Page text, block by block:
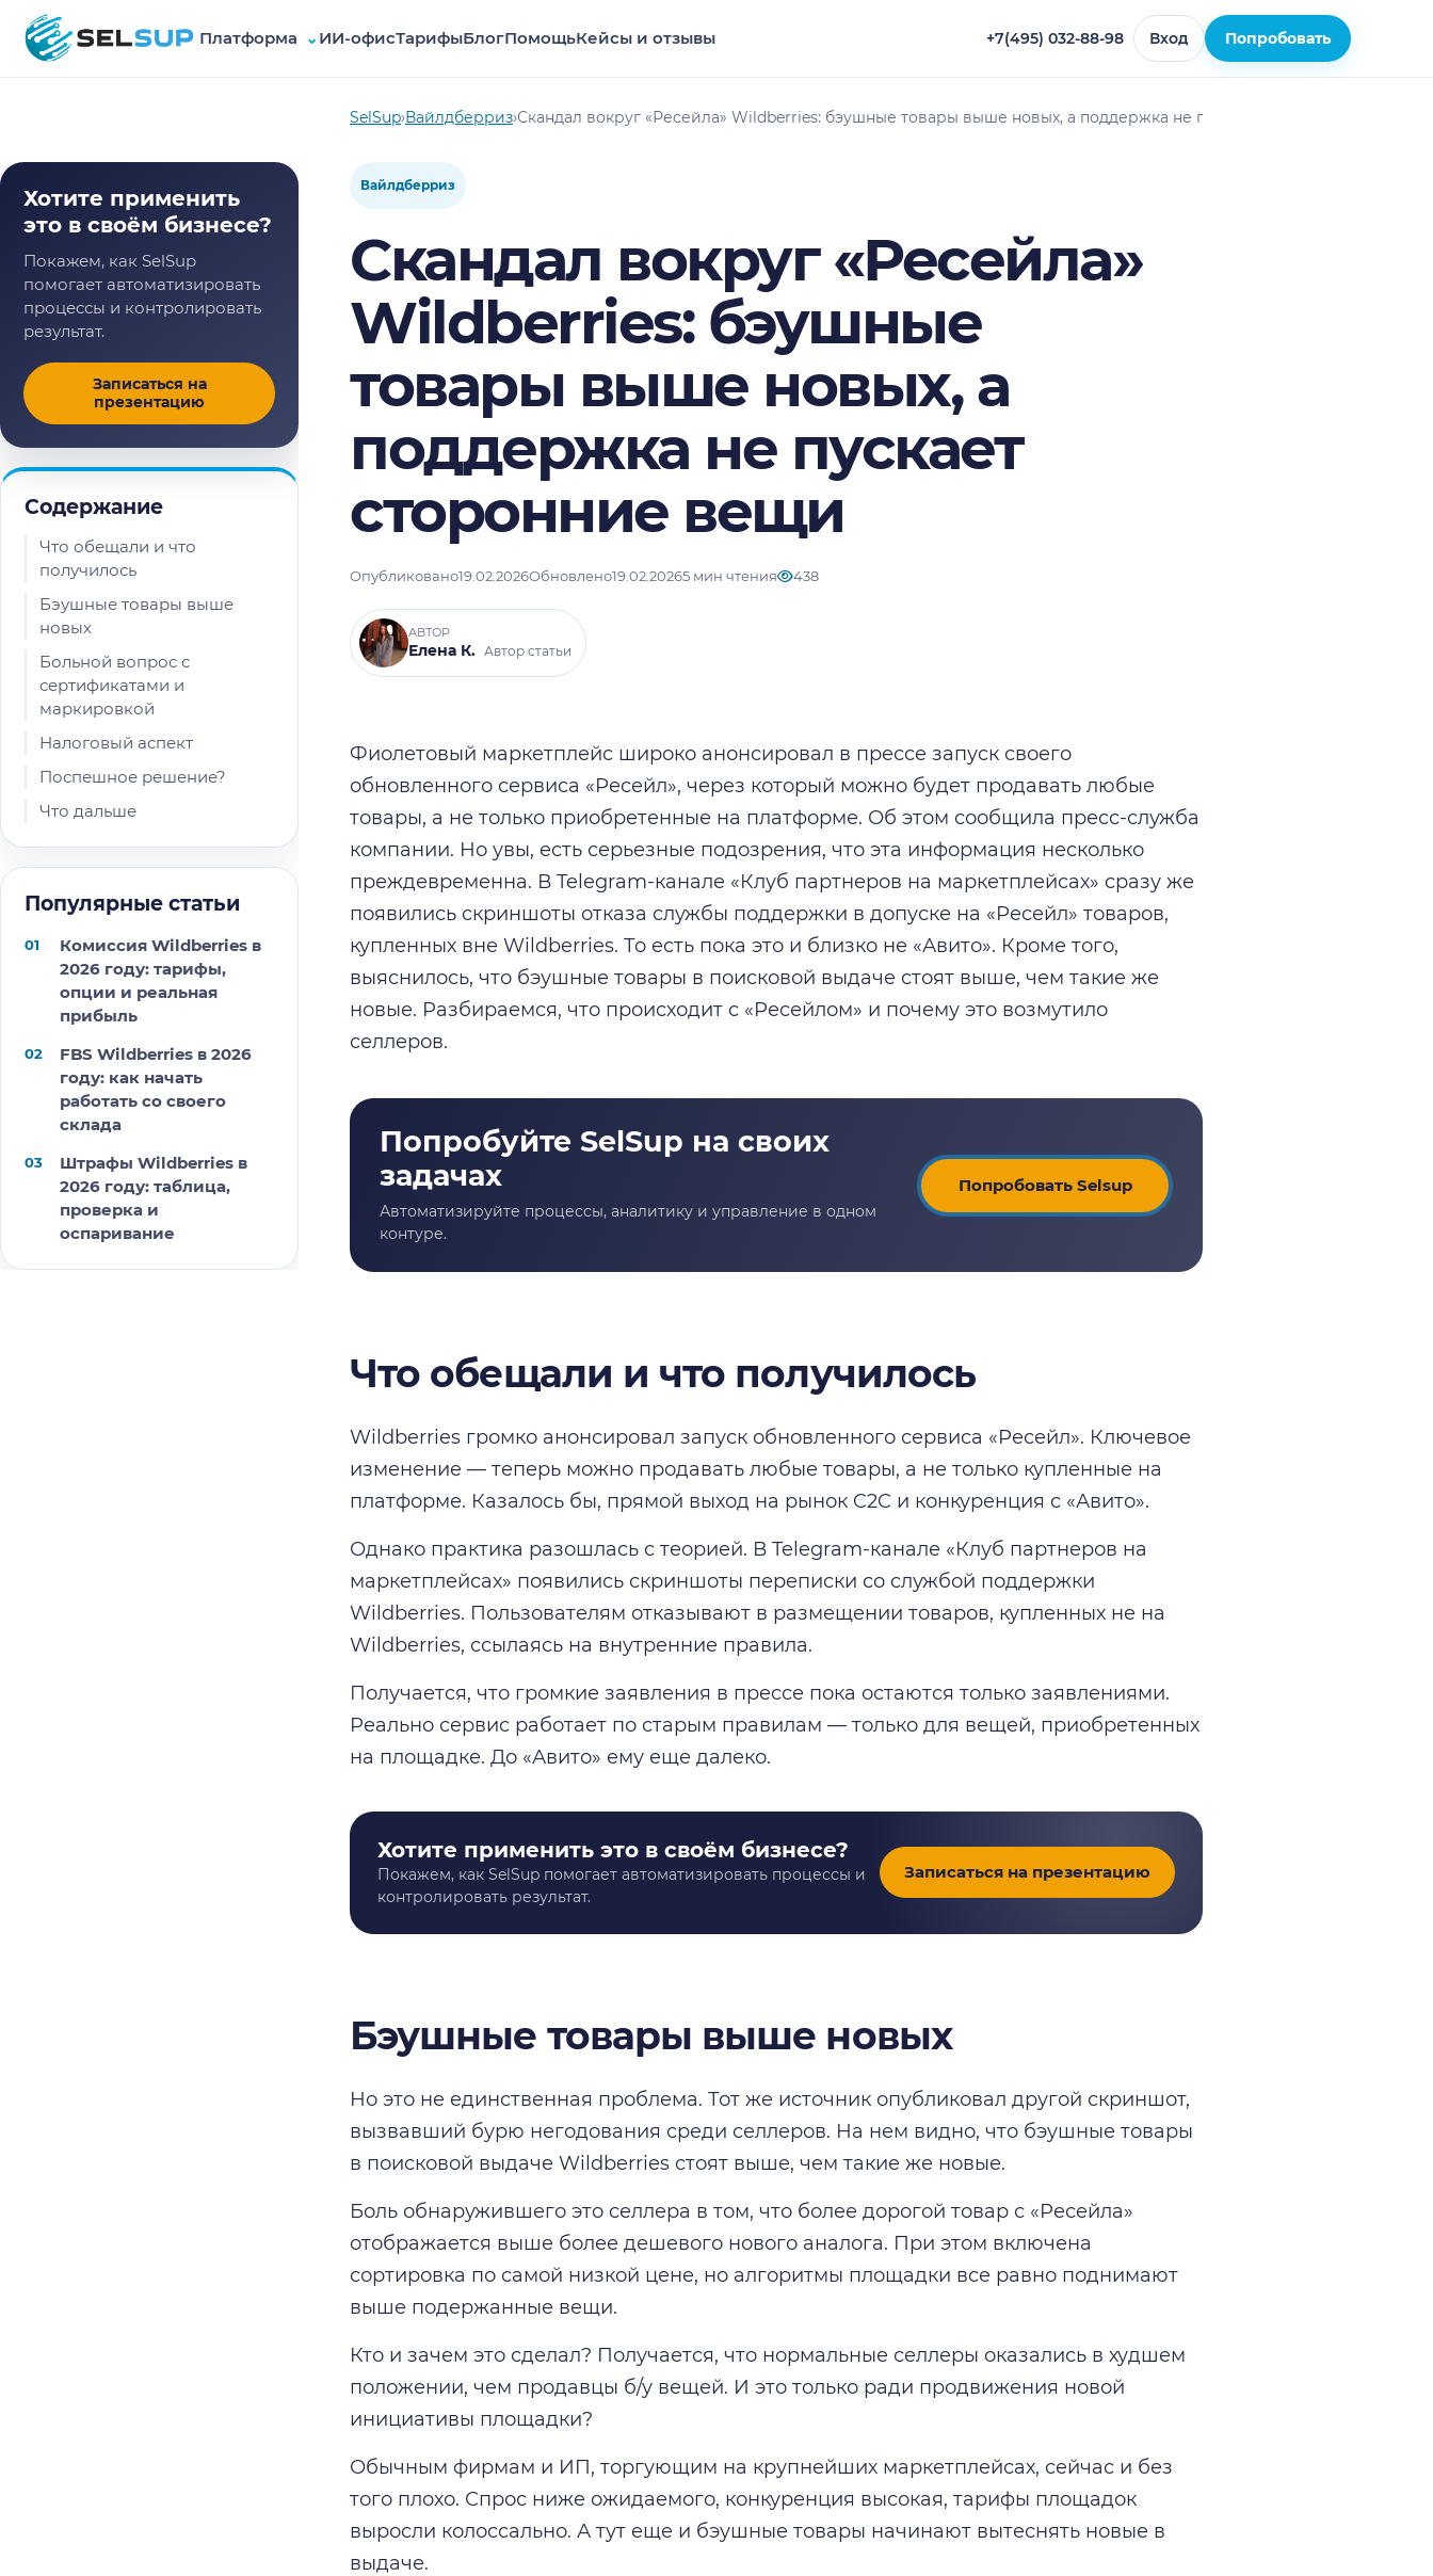
SelSup Платформа ⌄ ИИ-офисТарифыБлогПомощьКейсы и отзывы +7(495) 032-88-98 Вход Попробовать
SelSup›Вайлдберриз›Скандал вокруг «Ресейла» Wildberries: бэушные товары выше новых, а поддержка не пускает сторонние вещи
Вайлдберриз
Скандал вокруг «Ресейла»
Wildberries: бэушные
товары выше новых, а
поддержка не пускает
сторонние вещи
Опубликовано19.02.2026Обновлено19.02.20265 мин чтения 438
АВТОР
Елена К. Автор статьи
Содержание
Что обещали и что
получилось
Бэушные товары выше
новых
Больной вопрос с
сертификатами и
маркировкой
Налоговый аспект
Поспешное решение?
Что дальше
Популярные статьи
Комиссия Wildberries в
2026 году: тарифы,
опции и реальная
прибыль
FBS Wildberries в 2026
году: как начать
работать со своего
склада
Штрафы Wildberries в
2026 году: таблица,
проверка и
оспаривание
Хотите применить
это в своём бизнесе?
Покажем, как SelSup
помогает автоматизировать
процессы и контролировать
результат.
Записаться на
презентацию
Фиолетовый маркетплейс широко анонсировал в прессе запуск своего
обновленного сервиса «Ресейл», через который можно будет продавать любые
товары, а не только приобретенные на платформе. Об этом сообщила пресс-служба
компании. Но увы, есть серьезные подозрения, что эта информация несколько
преждевременна. В Telegram-канале «Клуб партнеров на маркетплейсах» сразу же
появились скриншоты отказа службы поддержки в допуске на «Ресейл» товаров,
купленных вне Wildberries. То есть пока это и близко не «Авито». Кроме того,
выяснилось, что бэушные товары в поисковой выдаче стоят выше, чем такие же
новые. Разбираемся, что происходит с «Ресейлом» и почему это возмутило
селлеров.
Попробовать Selsup
Что обещали и что получилось
Wildberries громко анонсировал запуск обновленного сервиса «Ресейл». Ключевое
изменение — теперь можно продавать любые товары, а не только купленные на
платформе. Казалось бы, прямой выход на рынок C2C и конкуренция с «Авито».
Однако практика разошлась с теорией. В Telegram-канале «Клуб партнеров на
маркетплейсах» появились скриншоты переписки со службой поддержки
Wildberries. Пользователям отказывают в размещении товаров, купленных не на
Wildberries, ссылаясь на внутренние правила.
Получается, что громкие заявления в прессе пока остаются только заявлениями.
Реально сервис работает по старым правилам — только для вещей, приобретенных
на площадке. До «Авито» ему еще далеко.
Хотите применить это в своём бизнесе?
Покажем, как SelSup помогает автоматизировать процессы и
контролировать результат.
Записаться на презентацию
Бэушные товары выше новых
Но это не единственная проблема. Тот же источник опубликовал другой скриншот,
вызвавший бурю негодования среди селлеров. На нем видно, что бэушные товары
в поисковой выдаче Wildberries стоят выше, чем такие же новые.
Боль обнаружившего это селлера в том, что более дорогой товар с «Ресейла»
отображается выше более дешевого нового аналога. При этом включена
сортировка по самой низкой цене, но алгоритмы площадки все равно поднимают
выше подержанные вещи.
Кто и зачем это сделал? Получается, что нормальные селлеры оказались в худшем
положении, чем продавцы б/у вещей. И это только ради продвижения новой
инициативы площадки?
Обычным фирмам и ИП, торгующим на крупнейших маркетплейсах, сейчас и без
того плохо. Спрос ниже ожидаемого, конкуренция высокая, тарифы площадок
выросли колоссально. А тут еще и бэушные товары начинают вытеснять новые в
выдаче.